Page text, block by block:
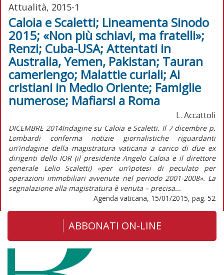
Attualità, 2015-1
Caloia e Scaletti; Lineamenta Sinodo
2015; «Non più schiavi, ma fratelli»;
Renzi; Cuba-USA; Attentati in
Australia, Yemen, Pakistan; Tauran
camerlengo; Malattie curiali; Ai
cristiani in Medio Oriente; Famiglie
numerose; Mafiarsi a Roma
L. Accattoli
DICEMBRE 2014Indagine su Caloia e Scaletti. Il 7 dicembre p.
Lombardi conferma notizie giornalistiche riguardanti
un’indagine della magistratura vaticana a carico di due ex
dirigenti dello IOR (il presidente Angelo Caloia e il direttore
generale Lelio Scaletti) «per un’ipotesi di peculato per
operazioni immobiliari avvenute nel periodo 2001-2008». La
segnalazione alla magistratura è venuta – precisa...
Agenda vaticana, 15/01/2015, pag. 52
ABBONATI ON-LINE